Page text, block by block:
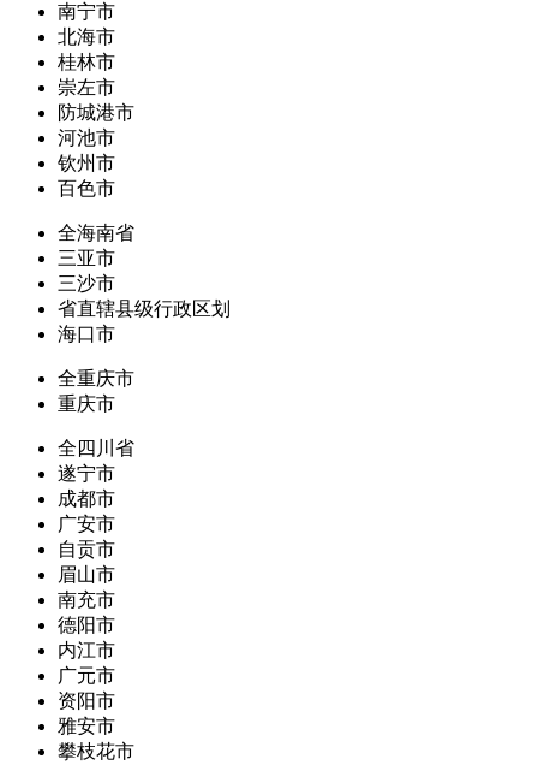
南宁市
北海市
桂林市
崇左市
防城港市
河池市
钦州市
百色市
全海南省
三亚市
三沙市
省直辖县级行政区划
海口市
全重庆市
重庆市
全四川省
遂宁市
成都市
广安市
自贡市
眉山市
南充市
德阳市
内江市
广元市
资阳市
雅安市
攀枝花市